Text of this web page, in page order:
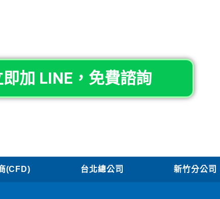
即加 LINE，免費諮詢
(CFD) 台北總公司 新竹分公司